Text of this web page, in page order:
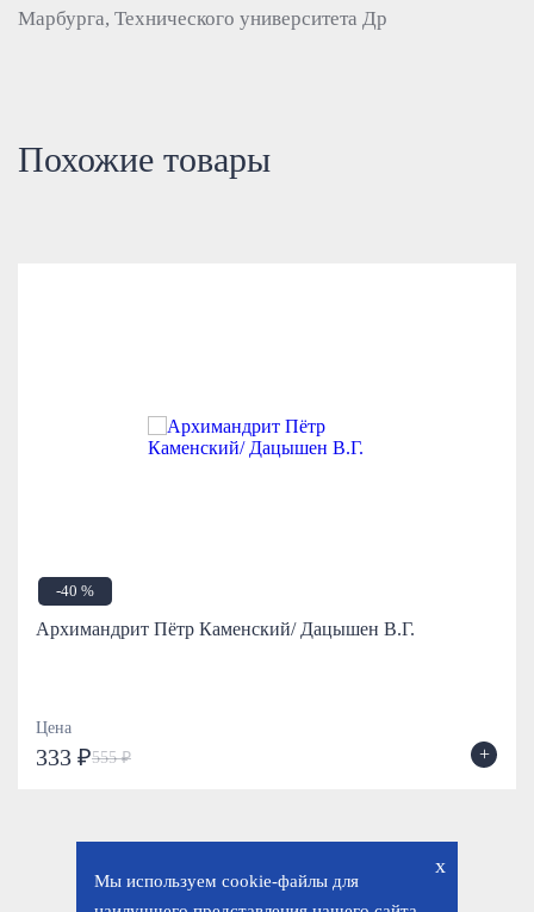
Марбурга, Технического университета Др
Похожие товары
-40 %
Архимандрит Пётр Каменский/ Дацышен В.Г.
Цена
333 ₽555 ₽ +
x
Мы используем cookie-файлы для